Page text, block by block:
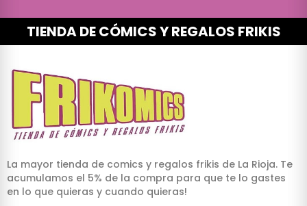
TIENDA DE CÓMICS Y REGALOS FRIKIS
La mayor tienda de comics y regalos frikis de La Rioja. Te
acumulamos el 5% de la compra para que te lo gastes
en lo que quieras y cuando quieras!